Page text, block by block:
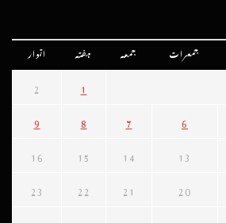
جمعرات جمعہ ہفتہ اتوار
1
2
6
7
8
9
13
14
15
16
20
21
22
23